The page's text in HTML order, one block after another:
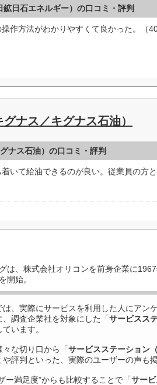
日石エネルギー）の口コミ・評判
作方法がわかりやすくて良かった。（40
ナス／キグナス石油）
ナス石油）の口コミ・評判
いて給油できるのが良い。従業員の方
は、株式会社オリコンを前身企業に
開始。
、実際にサービスを利用した 人にアン
、調査企業社を対象にした「サービスス
います。
な切り口から「サービスステーション
評判といった、実際のユーザーの声も
ー満足度”からも比較することで「サー